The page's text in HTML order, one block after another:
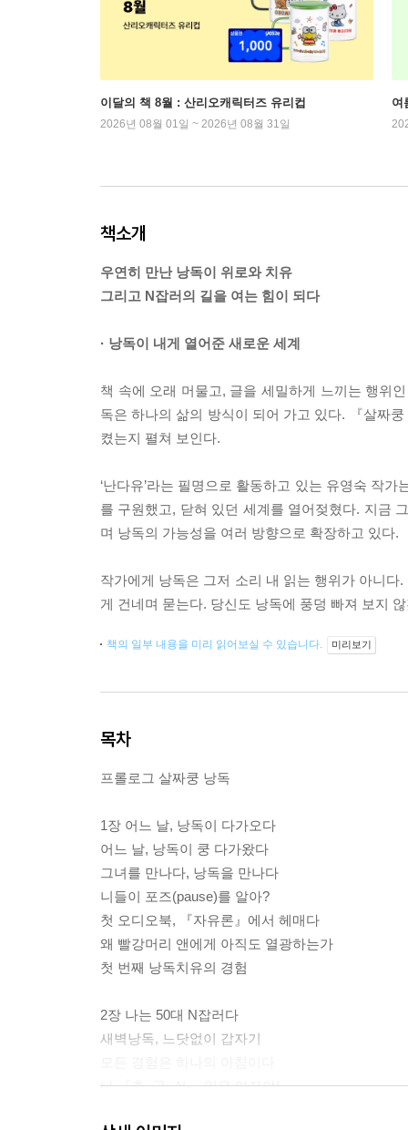
이달의 책 8월 : 산리오캐릭터즈 유리컵
2026년 08월 01일 ~ 2026년 08월 31일
여
책소개
우연히 만난 낭독이 위로와 치유
그리고 N잡러의 길을 여는 힘이 되다
· 낭독이 내게 열어준 새로운 세계
책 속에 오래 머물고, 글을 세밀하게 느끼는 행위
독은 하나의 삶의 방식이 되어 가고 있다. 『살짜
켰는지 펼쳐 보인다.
‘난다유’라는 필명으로 활동하고 있는 유영숙 작
를 구원했고, 닫혀 있던 세계를 열어젖혔다. 지금
며 낭독의 가능성을 여러 방향으로 확장하고 있다.
작가에게 낭독은 그저 소리 내 읽는 행위가 아니
게 건네며 묻는다. 당신도 낭독에 풍덩 빠져 보지
책의 일부 내용을 미리 읽어보실 수 있습니다. 미리보기
목차
프롤로그 살짜쿵 낭독
1장 어느 날, 낭독이 다가오다
어느 날, 낭독이 쿵 다가왔다
그녀를 만나다, 낭독을 만나다
니들이 포즈(pause)를 알아?
첫 오디오북, 『자유론』에서 헤매다
왜 빨강머리 앤에게 아직도 열광하는가
첫 번째 낭독치유의 경험
2장 나는 50대 N잡러다
새벽낭독, 느닷없이 갑자기
나 『총, 균, 쇠』 읽은 여자야!